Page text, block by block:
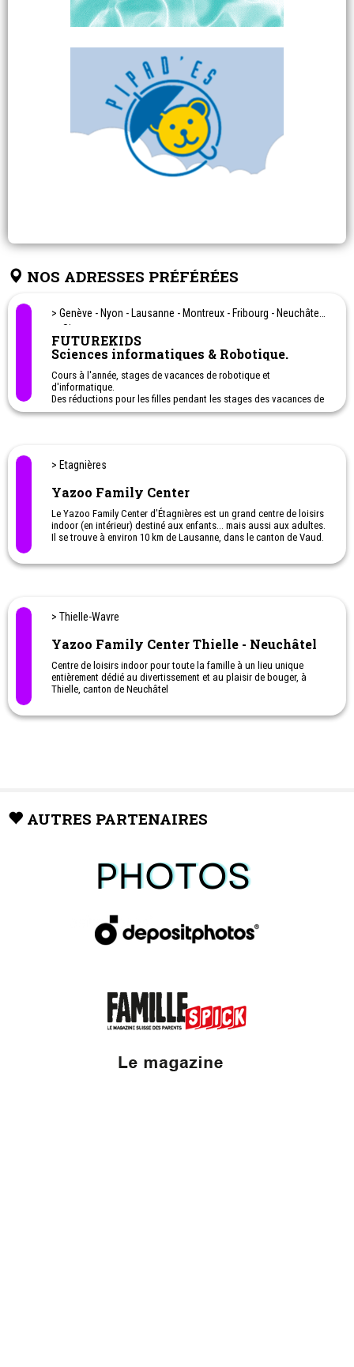
NOS ADRESSES PRÉFÉRÉES
> Genève - Nyon - Lausanne - Montreux - Fribourg - Neuchâtel
et Sion
FUTUREKIDS
Sciences informatiques & Robotique.
Cours à l'année, stages de vacances de robotique et
d'informatique.
Des réductions pour les filles pendant les stages des vacances de
février et mars/avril.
INSCRIPTIONS EN LIGNE DEPUIS NOTRE SITE WEB
> Etagnières
Yazoo Family Center
Le Yazoo Family Center d’Étagnières est un grand centre de loisirs
indoor (en intérieur) destiné aux enfants… mais aussi aux adultes.
Il se trouve à environ 10 km de Lausanne, dans le canton de Vaud.
> Thielle-Wavre
Yazoo Family Center Thielle - Neuchâtel
Centre de loisirs indoor pour toute la famille à un lieu unique
entièrement dédié au divertissement et au plaisir de bouger, à
Thielle, canton de Neuchâtel
AUTRES PARTENAIRES